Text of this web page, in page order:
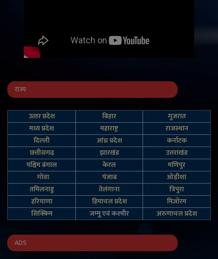
राज्य
उत्‍तर प्रदेश बिहार
गुजरात
मध्य प्रदेश
महाराष्ट्र
राजस्थान
दिल्‍ली
आंध्र प्रदेश
कर्नाटक
छत्तीसगढ़
झारखंड
उत्तराखंड
पश्चिम बंगाल
केरल
मणिपुर
गोवा
पंजाब
ओड़ीशा
तमिलनाडु
तेलंगाना
त्रिपुरा
हरियाणा
हिमाचल प्रदेश
मिज़ोरम
सिक्किम
जम्‍मू एवं कश्‍मीर अरुणाचल प्रदेश
ADS